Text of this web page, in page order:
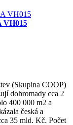
VH015
(Skupina COOP)
dohromady cca 2
400 000 m2 a
česká a
35 mld. Kč. Počet